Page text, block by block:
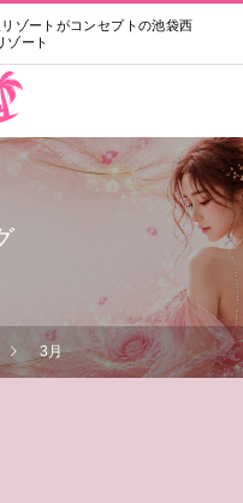
ゾートがコンセプトの池袋西
ゾート
3月